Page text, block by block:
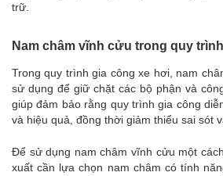
trữ.
Nam châm vĩnh cửu trong quy
Trong quy trình gia công xe hơi, nam
sử dụng để giữ chặt các bộ phận và
giúp đảm bảo rằng quy trình gia công
và hiệu quả, đồng thời giảm thiểu sai sót
Để sử dụng nam châm vĩnh cửu một
xuất cần lựa chọn nam châm có tính